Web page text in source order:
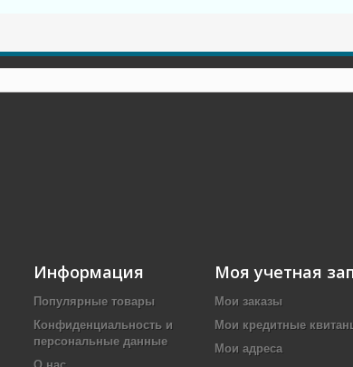
Информация
Популярные товары
Конфиденциальность и
персональные данные
Моя учетная
Мои заказы
Мои кредитные
Мои адреса